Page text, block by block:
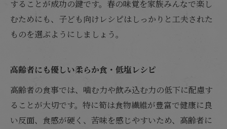
することが成功の鍵です。春の味覚を家族みんなで楽し
むためにも、子ども向けレシピはしっかりと工夫された
ものを選ぶようにしましょう。
高齢者にも優しい柔らか食・低塩レシピ
高齢者の食事では、噛む力や飲み込む力の低下に配慮す
ることが大切です。特に筍は食物繊維が豊富で健康に良
い反面、食感が硬く、苦味を感じやすいため、高齢者に